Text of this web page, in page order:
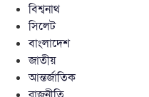
বিশ্বনাথ
সিলেট
বাংলাদেশ
জাতীয়
আন্তর্জাতিক